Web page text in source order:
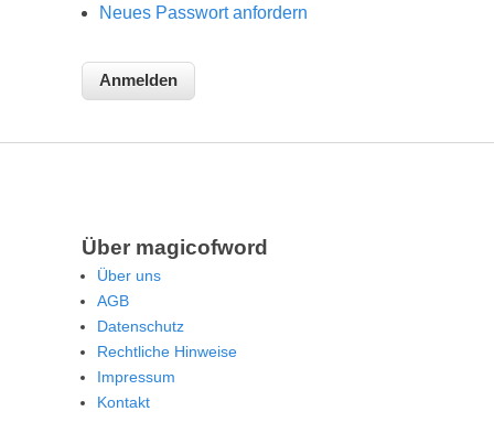
Neues Passwort anfordern
Über magicofword
Über uns
AGB
Datenschutz
Rechtliche Hinweise
Impressum
Kontakt